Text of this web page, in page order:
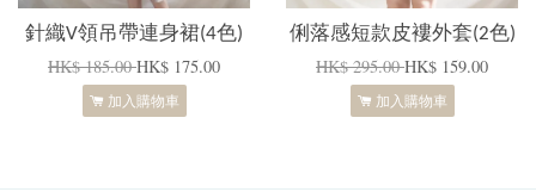
針織V領吊帶連身裙(4色)
HK$ 185.00HK$ 175.00
加入購物車
俐落感短款皮褸外套(2色)
HK$ 295.00HK$ 159.00
加入購物車